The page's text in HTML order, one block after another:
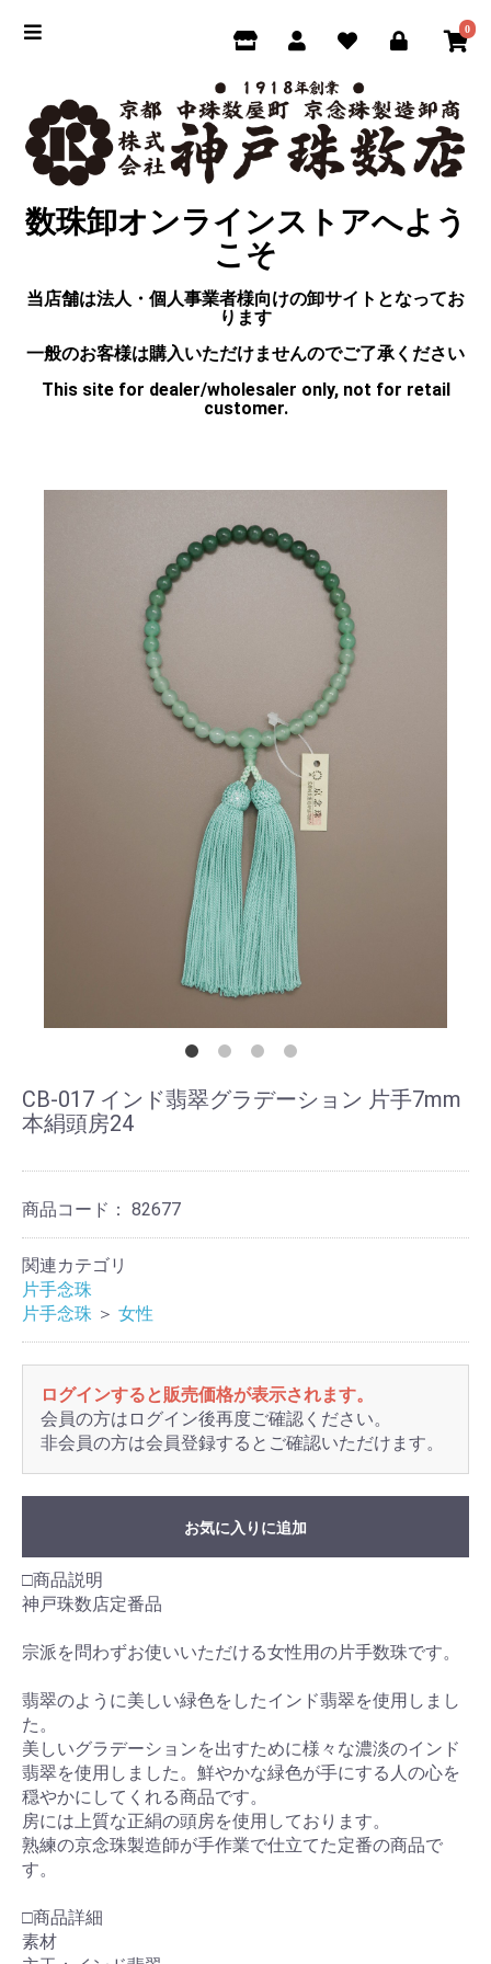
0
数珠卸オンラインストアへよう
こそ
当店舗は法人・個人事業者様向けの卸サイトとなってお
ります
一般のお客様は購入いただけませんのでご了承ください
This site for dealer/wholesaler only, not for retail
customer.
CB-017 インド翡翠グラデーション 片手7mm
本絹頭房24
商品コード： 82677
関連カテゴリ
片手念珠
片手念珠 ＞ 女性
ログインすると販売価格が表示されます。
会員の方はログイン後再度ご確認ください。
非会員の方は会員登録するとご確認いただけます。
お気に入りに追加
□商品説明
神戸珠数店定番品
宗派を問わずお使いいただける女性用の片手数珠です。
翡翠のように美しい緑色をしたインド翡翠を使用しまし
た。
美しいグラデーションを出すために様々な濃淡のインド
翡翠を使用しました。鮮やかな緑色が手にする人の心を
穏やかにしてくれる商品です。
房には上質な正絹の頭房を使用しております。
熟練の京念珠製造師が手作業で仕立てた定番の商品で
す。
□商品詳細
素材